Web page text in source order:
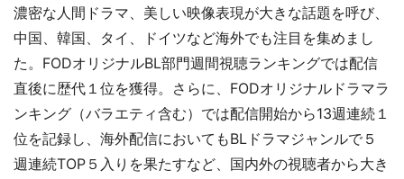
濃密な人間ドラマ、美しい映像表現が大きな話題を呼び、
中国、韓国、タイ、ドイツなど海外でも注目を集めまし
た。FODオリジナルBL部門週間視聴ランキングでは配信
直後に歴代１位を獲得。さらに、FODオリジナルドラマラ
ンキング（バラエティ含む）では配信開始から13週連続１
位を記録し、海外配信においてもBLドラマジャンルで５
週連続TOP５入りを果たすなど、国内外の視聴者から大き